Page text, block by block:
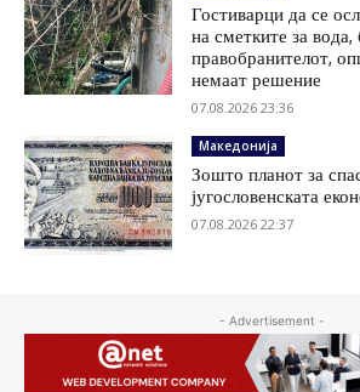
Гостиварци да се
на сметките за вода,
правобранителот,
немаат решение
07.08.2026 23:36
Македонија
Зошто планот за
југословенската
07.08.2026 22:37
- Advertisement -